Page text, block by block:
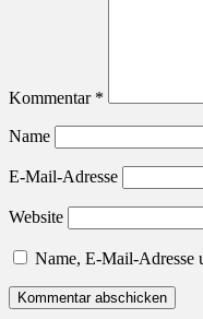
Kommentar *
Name
E-Mail-Adresse
Website
Name, E-Mail-Adresse